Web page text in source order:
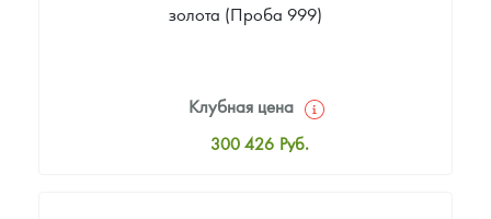
золота (Проба 999)
Клубная цена
300 426 Руб.